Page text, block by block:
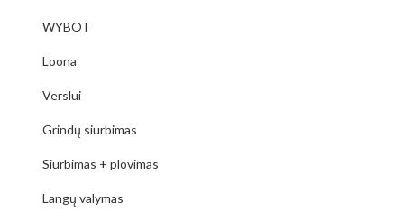
WYBOT
Loona
Verslui
Grindų siurbimas
Siurbimas + plovimas
Langų valymas